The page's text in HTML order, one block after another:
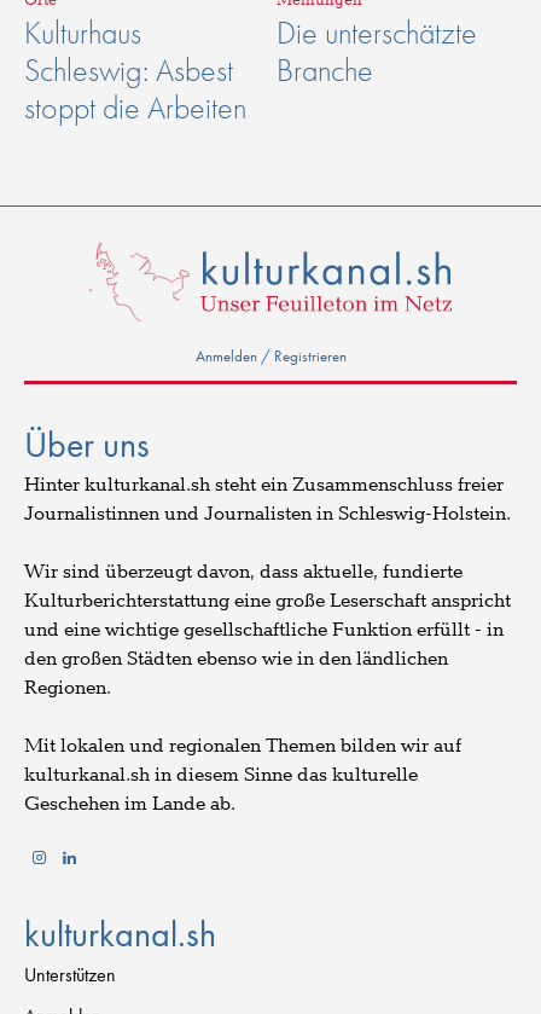
Kulturhaus
Schleswig: Asbest
stoppt die Arbeiten
Die unterschätzte
Branche
Anmelden / Registrieren
Über uns
Hinter kulturkanal.sh steht ein Zusammenschluss freier
Journalistinnen und Journalisten in Schleswig-Holstein.
Wir sind überzeugt davon, dass aktuelle, fundierte
Kulturberichterstattung eine große Leserschaft anspricht
und eine wichtige gesellschaftliche Funktion erfüllt - in
den großen Städten ebenso wie in den ländlichen
Regionen.
Mit lokalen und regionalen Themen bilden wir auf
kulturkanal.sh in diesem Sinne das kulturelle
Geschehen im Lande ab.
kulturkanal.sh
Unterstützen